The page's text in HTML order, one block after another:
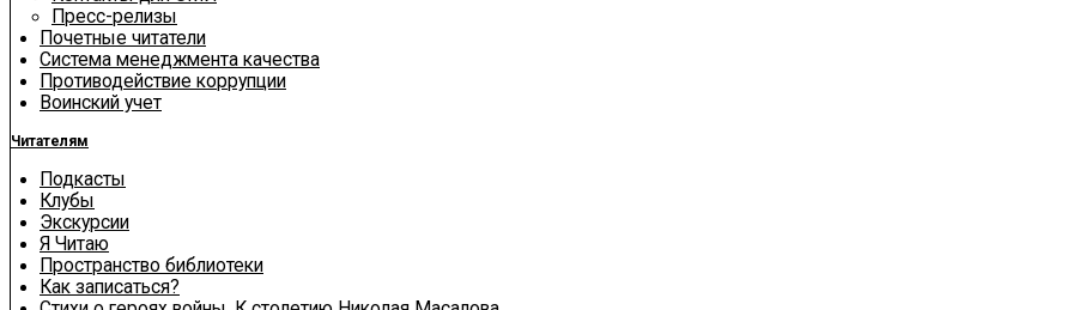
Пресс-релизы
Почетные читатели
Система менеджмента качества
Противодействие коррупции
Воинский учет
Читателям
Подкасты
Клубы
Экскурсии
Я Читаю
Пространство библиотеки
Как записаться?